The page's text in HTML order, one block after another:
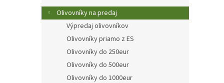
ý
p
Olivovníky na predaj
Výpredaj olivovníkov
Olivovníky priamo z ES
Olivovníky do 250eur
Olivovníky do 500eur
Olivovníky do 1000eur